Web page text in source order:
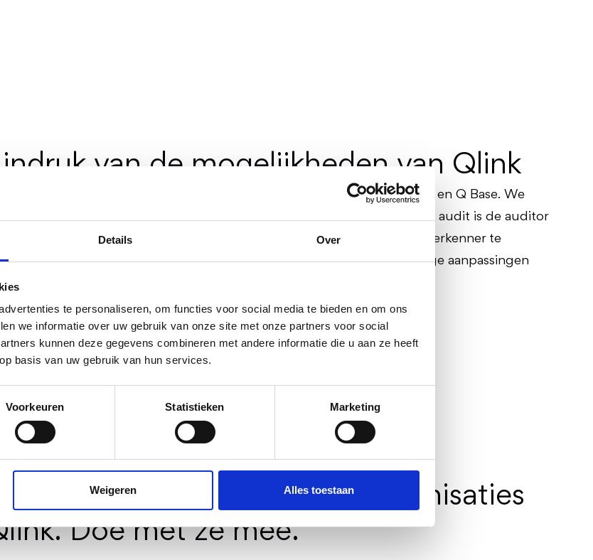
Details Over
te personaliseren, om functies voor social media te bieden en om ons
we informatie over uw gebruik van onze site met onze partners voor social
kunnen deze gegevens combineren met andere informatie die u aan ze heeft
basis van uw gebruik van hun services.
Voorkeuren Statistieken Marketing
Weigeren Alles toestaan
van de mogelijkheden van Qlink
Dental International gebruiken sinds ruim vijf jaar de modules Q Docs en Q Base. We
gebruiksvriendelijke programma’s zijn om mee te werken. En bij elke audit is de auditor
en hoeveel sneller het gaat dan handmatig door ordners of een verkenner te
van Qlink die altijd behulpzaam zijn, meedenken en de nodige aanpassingen
harte aanbevelen!
bij vooruitstrevende organisaties
Doe met ze mee.